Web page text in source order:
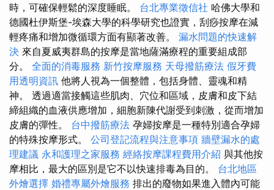
時，可確保輕鬆的深度睡眠。 台北專業徵信社 哈佛大學和
德國杜伊斯堡-埃森大學的科學研究也證實，刮痧按摩在減
輕疼痛和增加微循環方面有顯著改善。 漏水問題的快速解
決 來自夏威夷群島的按摩是當地薩滿療程的重要組成部
分。 全面的消毒服務 新竹按摩服務 天母撥筋療法 假牙費
用透明資訊 他將人視為一個整體，包括身體、靈魂和精
神。 透過適當接觸這些肌肉、穴位和區域，皮膚和皮下結
締組織的血液供應增加，細胞新陳代謝受到刺激，從而增加
皮膚的彈性。 台中撥筋療法 孕婦按摩是一種特別適合孕婦
的特殊按摩形式。 公司登記流程與注意事項 牆壁漏水的處
理建議 永和護理之家服務 經絡按摩課程費用介紹 與其他按
摩相比，最大的區別是它不以快速排毒為目的。 台北地區
外燴選擇 婚禮專屬外燴服務 排出的廢物如果進入體內可能